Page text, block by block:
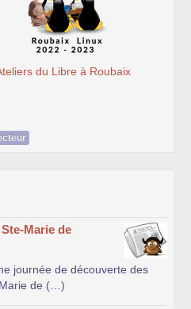
Libre à Roubaix
Marie de
journée de découverte des
de (…)